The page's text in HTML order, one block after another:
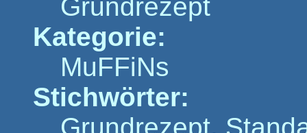
Grundrezept
Kategorie:
MuFFiNs
Stichwörter: